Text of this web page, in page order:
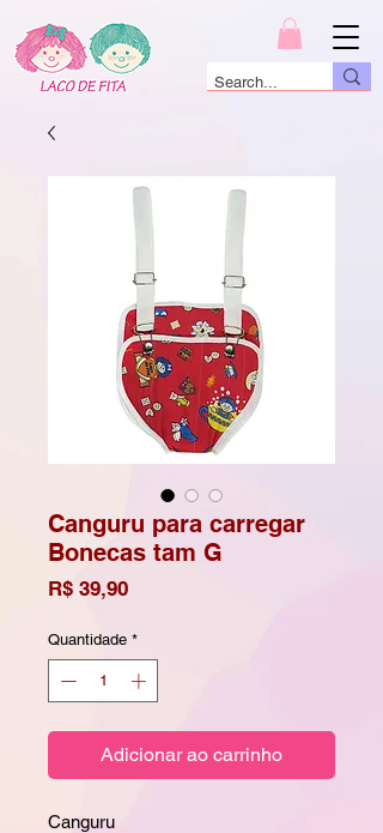
Canguru para carregar
Bonecas tam G
R$ 39,90Preço
Quantidade *
Adicionar ao carrinho
Canguru